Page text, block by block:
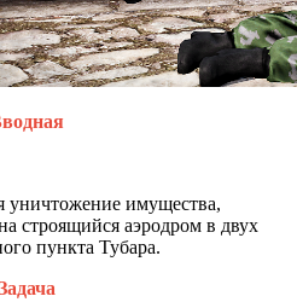
уничтожение имущества,
строящийся аэродром в двух
пункта Тубара.